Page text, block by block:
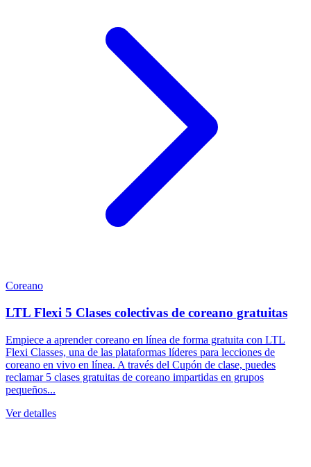
Coreano
LTL Flexi 5 Clases colectivas de coreano gratuitas
Empiece a aprender coreano en línea de forma gratuita con LTL
Flexi Classes, una de las plataformas líderes para lecciones de
coreano en vivo en línea. A través del Cupón de clase, puedes
reclamar 5 clases gratuitas de coreano impartidas en grupos
pequeños...
Ver detalles